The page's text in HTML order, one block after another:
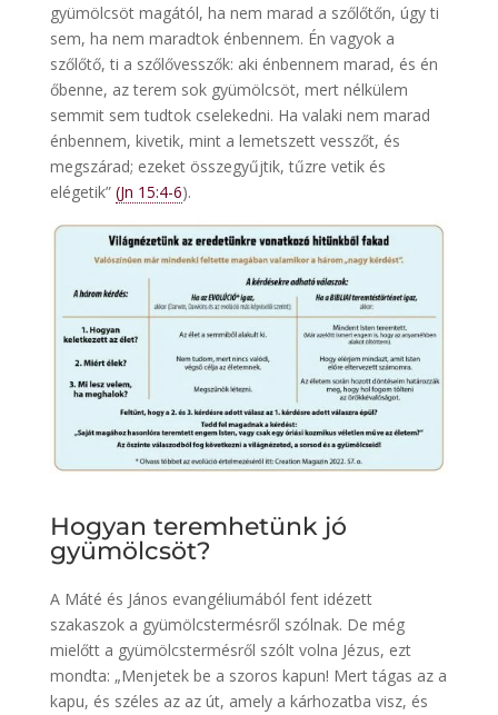
gyümölcsöt magától, ha nem marad a szőlőtőn, úgy ti
sem, ha nem maradtok énbennem. Én vagyok a
szőlőtő, ti a szőlővesszők: aki énbennem marad, és én
őbenne, az terem sok gyümölcsöt, mert nélkülem
semmit sem tudtok cselekedni. Ha valaki nem marad
énbennem, kivetik, mint a lemetszett vesszőt, és
megszárad; ezeket összegyűjtik, tűzre vetik és
elégetik” (Jn 15:4-6).
Hogyan teremhetünk jó
gyümölcsöt?
A Máté és János evangéliumából fent idézett
szakaszok a gyümölcstermésről szólnak. De még
mielőtt a gyümölcstermésről szólt volna Jézus, ezt
mondta: „Menjetek be a szoros kapun! Mert tágas az a
kapu, és széles az az út, amely a kárhozatba visz, és